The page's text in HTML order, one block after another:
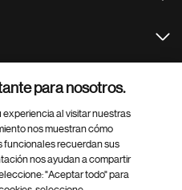
para nosotros.
experiencia al visitar nuestras
nos muestran cómo
funcionales recuerdan sus
nos ayudan a compartir
"Aceptar todo" para